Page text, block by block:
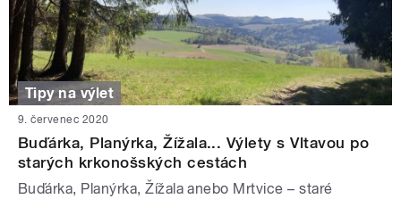
Tipy na výlet
9. červenec 2020
Buďárka, Planýrka, Žížala... Výlety s Vltavou po
starých krkonošských cestách
Buďárka, Planýrka, Žížala anebo Mrtvice – staré